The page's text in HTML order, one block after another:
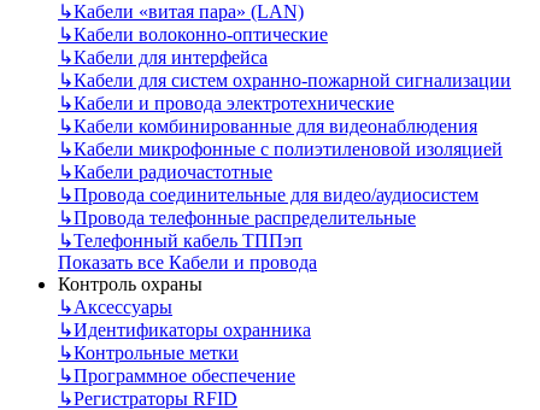
↳Кабели «витая пара» (LAN)
↳Кабели волоконно-оптические
↳Кабели для интерфейса
↳Кабели для систем охранно-пожарной сигнализации
↳Кабели и провода электротехнические
↳Кабели комбинированные для видеонаблюдения
↳Кабели микрофонные с полиэтиленовой изоляцией
↳Кабели радиочастотные
↳Провода соединительные для видео/аудиосистем
↳Провода телефонные распределительные
↳Телефонный кабель ТППэп
Показать все Кабели и провода
Контроль охраны
↳Аксессуары
↳Идентификаторы охранника
↳Контрольные метки
↳Программное обеспечение
↳Регистраторы RFID